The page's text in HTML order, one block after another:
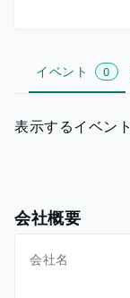
イベント 0
表示するイベン
会社概要
会社名